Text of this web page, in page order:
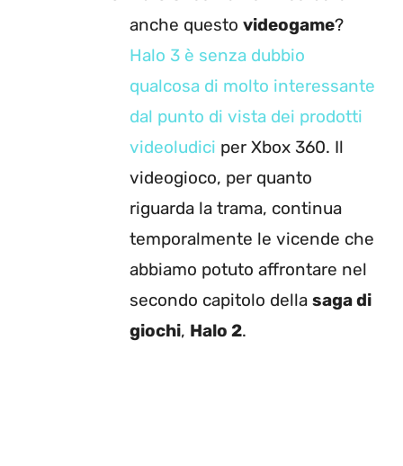
anche questo videogame?
Halo 3 è senza dubbio
qualcosa di molto interessante
dal punto di vista dei prodotti
videoludici per Xbox 360. Il
videogioco, per quanto
riguarda la trama, continua
temporalmente le vicende che
abbiamo potuto affrontare nel
secondo capitolo della saga di
giochi, Halo 2.